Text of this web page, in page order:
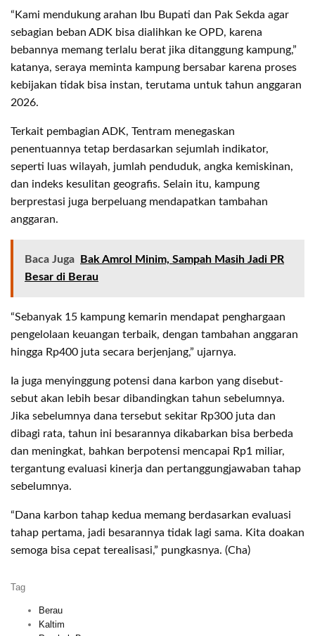
“Kami mendukung arahan Ibu Bupati dan Pak Sekda agar
sebagian beban ADK bisa dialihkan ke OPD, karena
bebannya memang terlalu berat jika ditanggung kampung,”
katanya, seraya meminta kampung bersabar karena proses
kebijakan tidak bisa instan, terutama untuk tahun anggaran
2026.
Terkait pembagian ADK, Tentram menegaskan
penentuannya tetap berdasarkan sejumlah indikator,
seperti luas wilayah, jumlah penduduk, angka kemiskinan,
dan indeks kesulitan geografis. Selain itu, kampung
berprestasi juga berpeluang mendapatkan tambahan
anggaran.
Baca Juga
Bak Amrol Minim, Sampah Masih Jadi PR
Besar di Berau
“Sebanyak 15 kampung kemarin mendapat penghargaan
pengelolaan keuangan terbaik, dengan tambahan anggaran
hingga Rp400 juta secara berjenjang,” ujarnya.
Ia juga menyinggung potensi dana karbon yang disebut-
sebut akan lebih besar dibandingkan tahun sebelumnya.
Jika sebelumnya dana tersebut sekitar Rp300 juta dan
dibagi rata, tahun ini besarannya dikabarkan bisa berbeda
dan meningkat, bahkan berpotensi mencapai Rp1 miliar,
tergantung evaluasi kinerja dan pertanggungjawaban tahap
sebelumnya.
“Dana karbon tahap kedua memang berdasarkan evaluasi
tahap pertama, jadi besarannya tidak lagi sama. Kita doakan
semoga bisa cepat terealisasi,” pungkasnya. (Cha)
Tag
Berau
Kaltim